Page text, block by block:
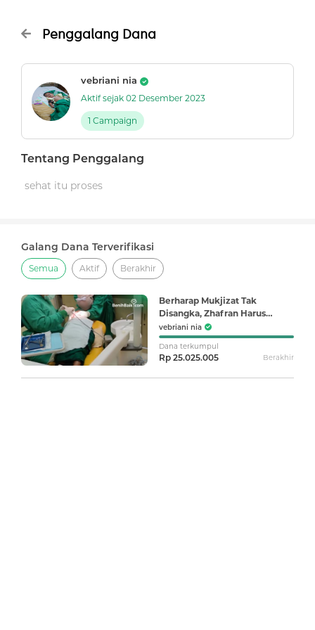
Penggalang Dana
vebriani nia
Aktif sejak 02 Desember 2023
1 Campaign
Tentang Penggalang
sehat itu proses
Galang Dana Terverifikasi
Semua Aktif Berakhir
Berharap Mukjizat Tak
Disangka, Zhafran Harus
Segera Operasi Kelainan
Jantung Bawaan di Jakarta
vebriani nia
Dana terkumpul
Rp 25.025.005 Berakhir